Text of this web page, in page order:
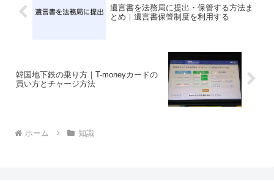
遺言書を法務局に提出・保管する方法ま
とめ｜遺言書保管制度を利用する
韓国地下鉄の乗り方｜T-moneyカードの
買い方とチャージ方法
ホーム 知識